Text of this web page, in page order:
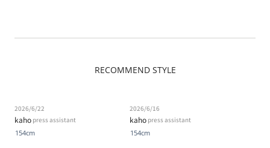
RECOMMEND STYLE
kaho press assistant
2026/6/22
154cm
kaho press assistant
2026/6/16
154cm